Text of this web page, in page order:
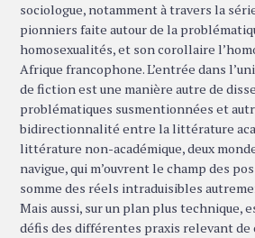
sociologue, notamment à travers la
pionniers faite autour de la
homosexualités, et son corollaire
Afrique francophone. L’entrée dans
de fiction est une manière autre de
problématiques susmentionnées et
bidirectionnalité entre la littérature
littérature non-académique, deux
navigue, qui m’ouvrent le champ des
somme des réels intraduisibles
Mais aussi, sur un plan plus technique,
défis des différentes praxis relevant de